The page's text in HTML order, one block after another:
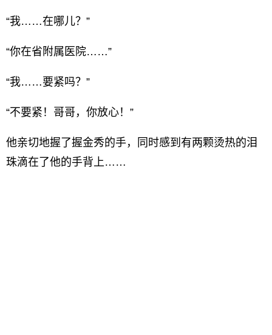
“我……在哪儿？”
“你在省附属医院……”
“我……要紧吗？”
“不要紧！哥哥，你放心！”
他亲切地握了握金秀的手，同时感到有两颗烫热的泪
珠滴在了他的手背上……